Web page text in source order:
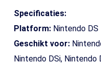
Specificaties:
Platform:Nintendo DS
Geschikt voor:
Nintendo DSi, Nintendo